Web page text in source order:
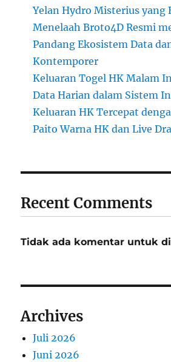
Yelan Hydro Misterius yang
Menelaah Broto4D Resmi
Pandang Ekosistem Data
Kontemporer
Keluaran Togel HK Malam
Data Harian dalam Sistem
Keluaran HK Tercepat
Paito Warna HK dan Live
Recent Comments
Tidak ada komentar untuk
Archives
Juli 2026
Juni 2026